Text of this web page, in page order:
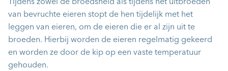
Tijdens zowel de broedsheid als tijdens het uitbroeden
van bevruchte eieren stopt de hen tijdelijk met het
leggen van eieren, om de eieren die er al zijn uit te
broeden. Hierbij worden de eieren regelmatig gekeerd
en worden ze door de kip op een vaste temperatuur
gehouden.